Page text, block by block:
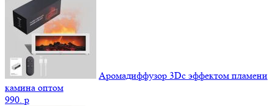
Аромадиффузор 3Dс эффектом пламени
камина оптом
990. p